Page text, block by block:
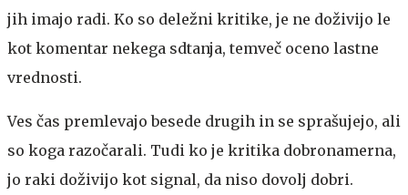
jih imajo radi. Ko so deležni kritike, je ne doživijo le
kot komentar nekega sdtanja, temveč oceno lastne
vrednosti.
Ves čas premlevajo besede drugih in se sprašujejo, ali
so koga razočarali. Tudi ko je kritika dobronamerna,
jo raki doživijo kot signal, da niso dovolj dobri.